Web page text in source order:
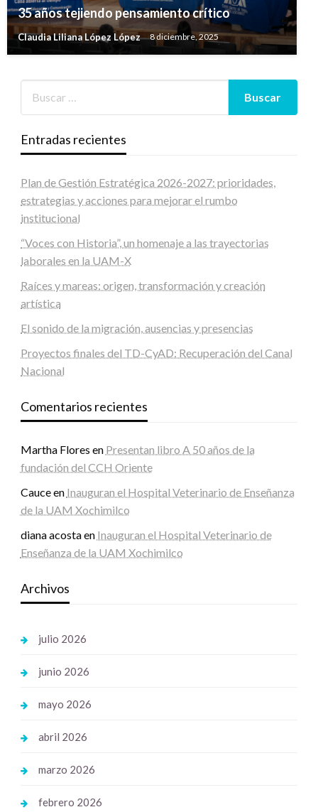
35 años tejiendo pensamiento crítico
Claudia Liliana López López 8 diciembre, 2025
Entradas recientes
Plan de Gestión Estratégica 2026-2027: prioridades,
estrategias y acciones para mejorar el rumbo
institucional
“Voces con Historia”, un homenaje a las trayectorias
laborales en la UAM-X
Raíces y mareas: origen, transformación y creación
artística
El sonido de la migración, ausencias y presencias
Proyectos finales del TD-CyAD: Recuperación del Canal
Nacional
Comentarios recientes
Martha Flores en Presentan libro A 50 años de la
fundación del CCH Oriente
Cauceen Inauguran el Hospital Veterinario de Enseñanza
de la UAM Xochimilco
diana acostaen Inauguran el Hospital Veterinario de
Enseñanza de la UAM Xochimilco
Archivos
julio 2026
junio 2026
mayo 2026
abril 2026
marzo 2026
febrero 2026